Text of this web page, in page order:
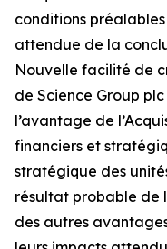
conditions
attendue de la
Nouvelle facilité de
de Science Group
l’avantage de
financiers et
stratégique des
résultat probable de
des autres